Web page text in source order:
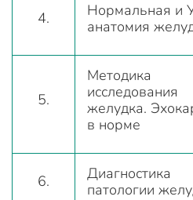
4.
Нормальная и
анатомия
5.
Методика
исследования
желудка.
в норме
6.
Диагностика
патологии